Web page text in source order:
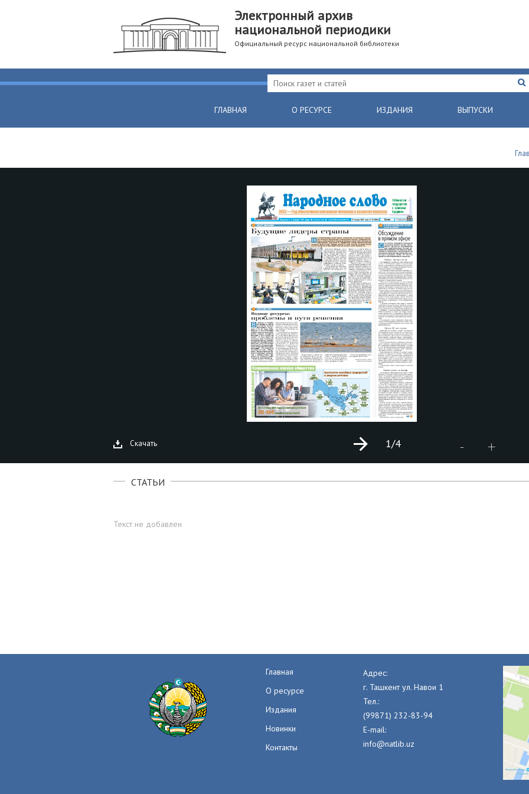
Электронный архив
национальной периодики
Официальный ресурс национальной библиотеки
ГЛАВНАЯ О РЕСУРСЕ ИЗДАНИЯ ВЫПУСКИ
Скачать - +
1/4
СТАТЬИ
Текст не добавлен
Главная
О ресурсе
Издания
Новинки
Контакты
Адрес:
г. Ташкент ул. Навои 1
Тел.:
(99871) 232-83-94
E-mail:
info@natlib.uz